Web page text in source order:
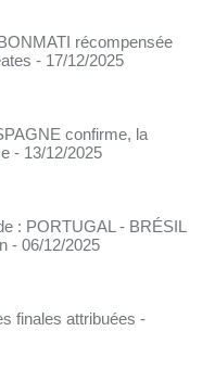
récompensée
- 17/12/2025
confirme, la
- 13/12/2025
: PORTUGAL - BRÉSIL
- 06/12/2025
finales attribuées -